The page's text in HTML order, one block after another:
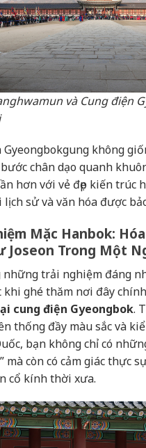
và Cung điện
Gyeongbokgung không
chân dạo quanh
hơn với vẻ đẹp kiến trúc
sử và văn hóa được
Mặc Hanbok:
Joseon Trong Một
trải nghiệm đáng
ghé thăm nơi đây
cung điện Gyeongbok.
thống đầy màu sắc và
bạn không chỉ có
mà còn có cảm giác thực
cổ kính thời xưa.